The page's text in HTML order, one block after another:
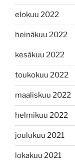
elokuu 2022
heinäkuu 2022
kesäkuu 2022
toukokuu 2022
maaliskuu 2022
helmikuu 2022
joulukuu 2021
lokakuu 2021